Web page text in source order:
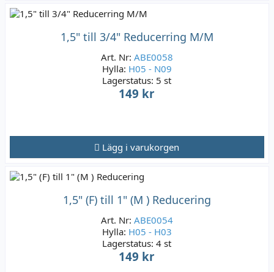
1,5" till 3/4" Reducerring M/M
Art. Nr: ABE0058
Hylla: H05 - N09
Lagerstatus: 5 st
149 kr
Lägg i varukorgen
1,5" (F) till 1" (M ) Reducering
Art. Nr: ABE0054
Hylla: H05 - H03
Lagerstatus:4 st
149 kr